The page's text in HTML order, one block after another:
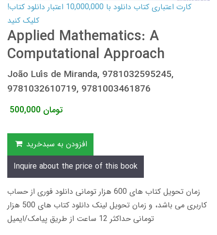
کارت اعتباری کتاب دانلود با 10,000,000 اعتبار دانلود کتاب!
کلیک کنید
Applied Mathematics: A
Computational Approach
João Luís de Miranda, 9781032595245,
9781032610719, 9781003461876
500,000 تومان
افزودن به سبدخرید
Inquire about the price of this book
زمان تحویل کتاب های 600 هزار تومانی دانلود فوری از حساب
کاربری می باشد، و زمان تحویل لینک دانلود کتاب های 500 هزار
تومانی حداکثر 12 ساعت از طریق پیامک/ایمیل